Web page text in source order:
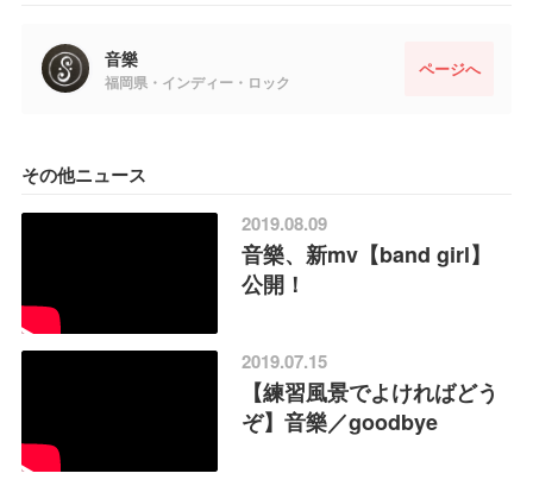
音樂
福岡県・インディー・ロック
ページへ
その他ニュース
2019.08.09
音樂、新mv【band girl】
公開！
2019.07.15
【練習風景でよければどう
ぞ】音樂／goodbye